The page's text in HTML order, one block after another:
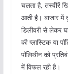
चलता है, तस्वीरें
आती है। बाजार
डिलीवरी से लेकर
की प्लास्टिक या
पॉलिथीन को
में विफल रही है।